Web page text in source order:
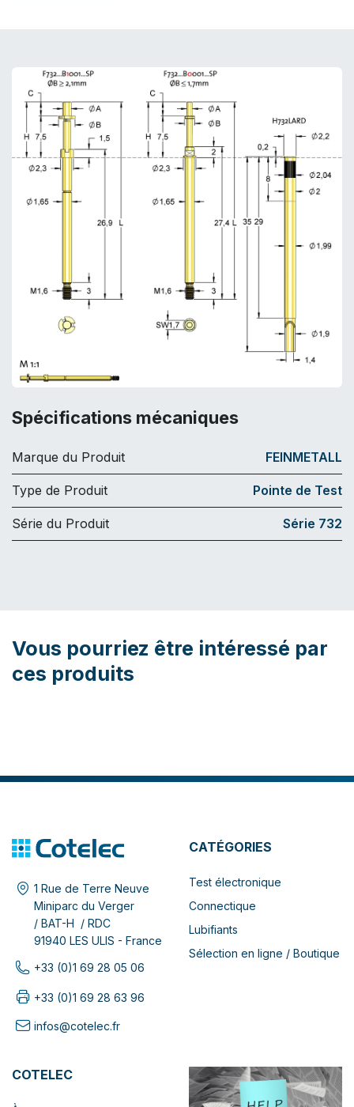
Spécifications mécaniques
Marque du Produit FEINMETALL
Type de Produit Pointe de Test
Série du Produit Série 732
Vous pourriez être intéressé par
ces produits
1 Rue de Terre Neuve
Miniparc du Verger
/ BAT-H / RDC
91940 LES ULIS - France
+33 (0)1 69 28 05 06
+33 (0)1 69 28 63 96
infos@cotelec.fr
CATÉGORIES
Test électronique
Connectique
Lubifiants
Sélection en ligne / Boutique
COTELEC